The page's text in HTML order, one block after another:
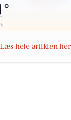
Læs hele artiklen her